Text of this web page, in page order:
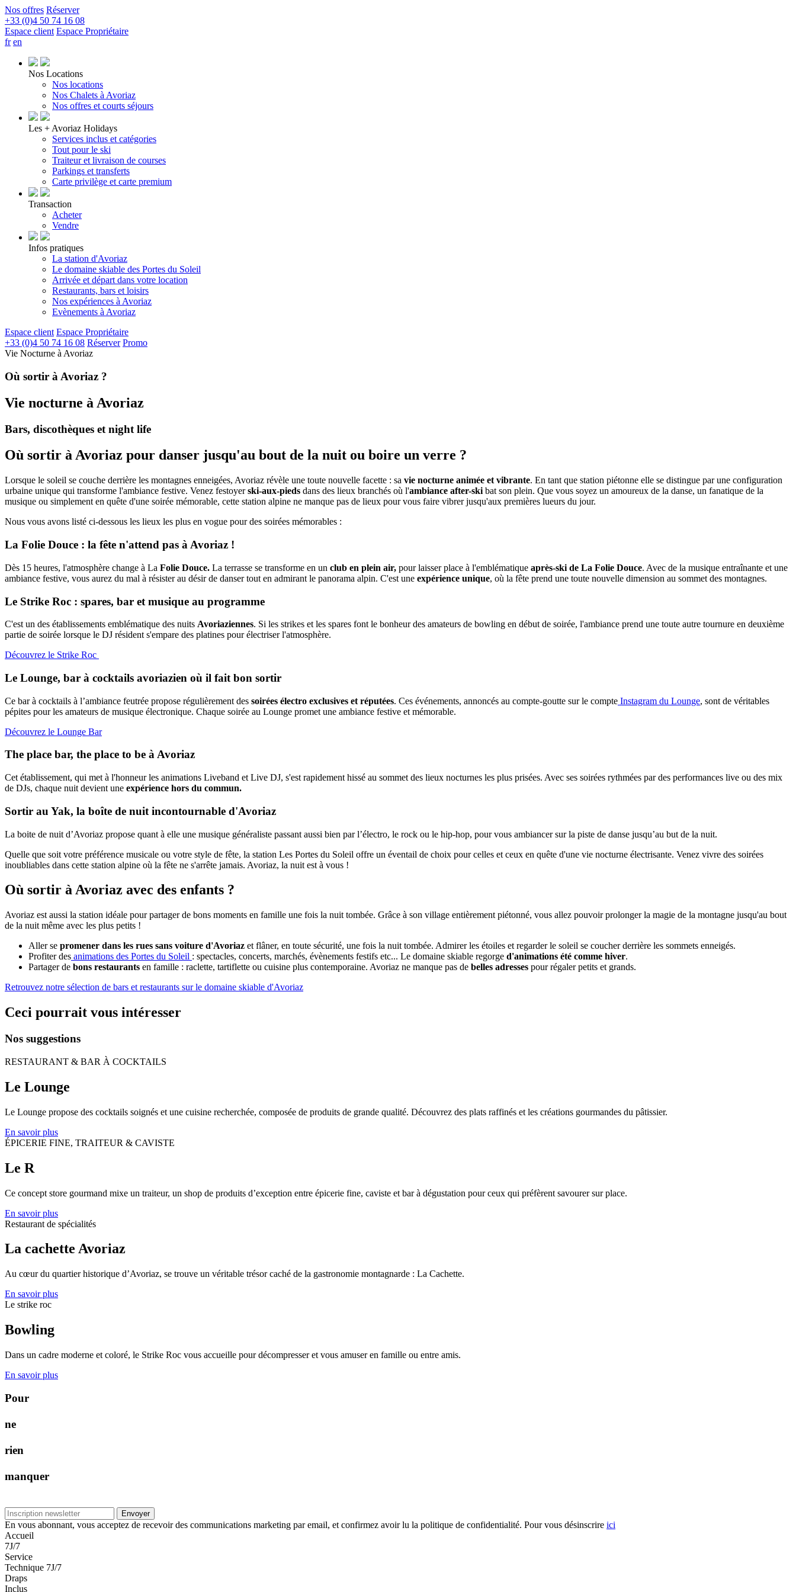
Nos offres Réserver
+33 (0)4 50 74 16 08
Espace client Espace Propriétaire
fr en
Nos Locations
Nos locations
Nos Chalets à Avoriaz
Nos offres et courts séjours
Les + Avoriaz Holidays
Services inclus et catégories
Tout pour le ski
Traiteur et livraison de courses
Parkings et transferts
Carte privilège et carte premium
Transaction
Acheter
Vendre
Infos pratiques
La station d'Avoriaz
Le domaine skiable des Portes du Soleil
Arrivée et départ dans votre location
Restaurants, bars et loisirs
Nos expériences à Avoriaz
Evènements à Avoriaz
Espace client Espace Propriétaire
+33 (0)4 50 74 16 08 Réserver Promo
Vie Nocturne à Avoriaz
Où sortir à Avoriaz ?
Vie nocturne à Avoriaz
Bars, discothèques et night life
Où sortir à Avoriaz pour danser jusqu'au bout de la nuit ou boire un verre ?
Lorsque le soleil se couche derrière les montagnes enneigées, Avoriaz révèle une toute nouvelle facette : sa vie nocturne animée et vibrante. En tant que station piétonne elle se distingue par une configuration
urbaine unique qui transforme l'ambiance festive. Venez festoyerski-aux-pieds dans des lieux branchés où l'ambiance after-ski bat son plein. Que vous soyez un amoureux de la danse, un fanatique de la
musique ou simplement en quête d'une soirée mémorable, cette station alpine ne manque pas de lieux pour vous faire vibrer jusqu'aux premières lueurs du jour.
Nous vous avons listé ci-dessous les lieux les plus en vogue pour des soirées mémorables :
La Folie Douce : la fête n'attend pas à Avoriaz !
Dès 15 heures, l'atmosphère change à La Folie Douce. La terrasse se transforme en un club en plein air, pour laisser place à l'emblématique après-ski de La Folie Douce. Avec de la musique entraînante et une
ambiance festive, vous aurez du mal à résister au désir de danser tout en admirant le panorama alpin. C'est une expérience unique, où la fête prend une toute nouvelle dimension au sommet des montagnes.
Le Strike Roc : spares, bar et musique au programme
C'est un des établissements emblématique des nuits Avoriaziennes. Si les strikes et les spares font le bonheur des amateurs de bowling en début de soirée, l'ambiance prend une toute autre tournure en deuxième
partie de soirée lorsque le DJ résident s'empare des platines pour électriser l'atmosphère.
Découvrez le Strike Roc
Le Lounge, bar à cocktails avoriazien où il fait bon sortir
Ce bar à cocktails à l’ambiance feutrée propose régulièrement des soirées électro exclusives et réputées. Ces événements, annoncés au compte-goutte sur le compte Instagram du Lounge, sont de véritables
pépites pour les amateurs de musique électronique. Chaque soirée au Lounge promet une ambiance festive et mémorable.
Découvrez le Lounge Bar
The place bar, the place to be à Avoriaz
Cet établissement, qui met à l'honneur les animations Liveband et Live DJ, s'est rapidement hissé au sommet des lieux nocturnes les plus prisées. Avec ses soirées rythmées par des performances live ou des mix
de DJs, chaque nuit devient une expérience hors du commun.
Sortir au Yak, la boîte de nuit incontournable d'Avoriaz
La boite de nuit d’Avoriaz propose quant à elle une musique généraliste passant aussi bien par l’électro, le rock ou le hip-hop, pour vous ambiancer sur la piste de danse jusqu’au but de la nuit.
Quelle que soit votre préférence musicale ou votre style de fête, la station Les Portes du Soleil offre un éventail de choix pour celles et ceux en quête d'une vie nocturne électrisante. Venez vivre des soirées
inoubliables dans cette station alpine où la fête ne s'arrête jamais. Avoriaz, la nuit est à vous !
Où sortir à Avoriaz avec des enfants ?
Avoriaz est aussi la station idéale pour partager de bons moments en famille une fois la nuit tombée. Grâce à son village entièrement piétonné, vous allez pouvoir prolonger la magie de la montagne jusqu'au bout
de la nuit même avec les plus petits !
Aller se promener dans les rues sans voiture d'Avoriaz et flâner, en toute sécurité, une fois la nuit tombée. Admirer les étoiles et regarder le soleil se coucher derrière les sommets enneigés.
Profiter des animations des Portes du Soleil : spectacles, concerts, marchés, évènements festifs etc... Le domaine skiable regorge d'animations été comme hiver.
Partager de bons restaurants en famille : raclette, tartiflette ou cuisine plus contemporaine. Avoriaz ne manque pas de belles adresses pour régaler petits et grands.
Retrouvez notre sélection de bars et restaurants sur le domaine skiable d'Avoriaz
Ceci pourrait vous intéresser
Nos suggestions
RESTAURANT & BAR À COCKTAILS
Le Lounge
Le Lounge propose des cocktails soignés et une cuisine recherchée, composée de produits de grande qualité. Découvrez des plats raffinés et les créations gourmandes du pâtissier.
En savoir plus
ÉPICERIE FINE, TRAITEUR & CAVISTE
Le R
Ce concept store gourmand mixe un traiteur, un shop de produits d’exception entre épicerie fine, caviste et bar à dégustation pour ceux qui préfèrent savourer sur place.
En savoir plus
Restaurant de spécialités
La cachette Avoriaz
Au cœur du quartier historique d’Avoriaz, se trouve un véritable trésor caché de la gastronomie montagnarde : La Cachette.
En savoir plus
Le strike roc
Bowling
Dans un cadre moderne et coloré, le Strike Roc vous accueille pour décompresser et vous amuser en famille ou entre amis.
En savoir plus
Pour
ne
rien
manquer
Envoyer
En vous abonnant, vous acceptez de recevoir des communications marketing par email, et confirmez avoir lu la politique de confidentialité. Pour vous désinscrire ici
Accueil
7J/7
Service
Technique 7J/7
Draps
Inclus